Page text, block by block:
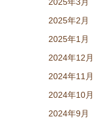
2025年2月
2025年1月
2024年12月
2024年11月
2024年10月
2024年9月